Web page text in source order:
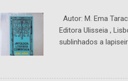
Autor: M. Ema
Editora Ulisseia ,
sublinhados a